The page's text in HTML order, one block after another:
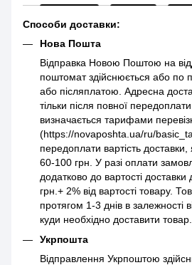
Способи доставки:
Нова Пошта
Відправка Новою Поштою на
поштомат здійснюється або по
або післяплатою. Адресна
тільки після повної
визначається тарифами
(https://novaposhta.ua/ru/
передоплати вартість
60-100 грн. У разі оплати
додатково до вартості доставки
грн.+ 2% від вартості товару.
протягом 1-3 днів в залежності
куди необхідно доставити товар.
Укрпошта
Відправлення Укрпоштою